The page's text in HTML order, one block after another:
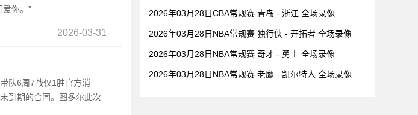
你。”
2026-03-31
队6周7战仅1胜官方消
到期的合同。图多尔此次
2026年03月28日CBA常规赛 青岛 - 浙江 全场录像
2026年03月28日NBA常规赛 独行侠 - 开拓者 全场录像
2026年03月28日NBA常规赛 奇才 - 勇士 全场录像
2026年03月28日NBA常规赛 老鹰 - 凯尔特人 全场录像